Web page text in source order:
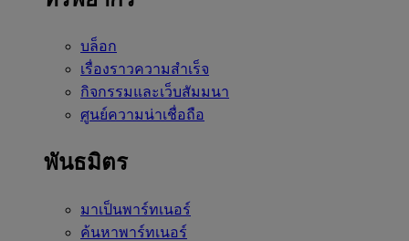
บล็อก
เรื่องราวความสำเร็จ
กิจกรรมและเว็บสัมมนา
ศูนย์ความน่าเชื่อถือ
พันธมิตร
มาเป็นพาร์ทเนอร์
ค้นหาพาร์ทเนอร์